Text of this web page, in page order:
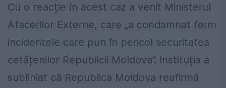
Cu o reacție în acest caz a venit Ministerul
Afacerilor Externe, care „a condamnat ferm
incidentele care pun în pericol securitatea
cetățenilor Republicii Moldova”. Instituția a
subliniat că Republica Moldova reafirmă